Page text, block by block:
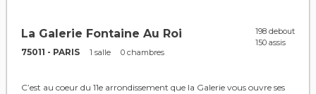
La Galerie Fontaine Au Roi
75011 - PARIS 1 salle 0 chambres
198 debout
150 assis
C’est au coeur du 11e arrondissement que la Galerie vous ouvre ses